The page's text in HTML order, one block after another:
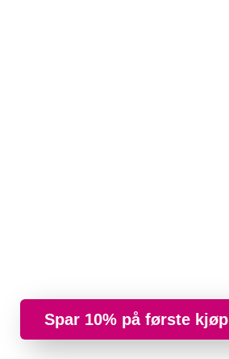
Spar 10% på første kjøp